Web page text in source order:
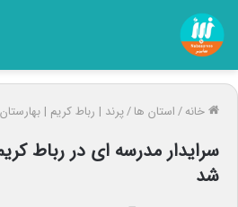
خانه/استان ها/پرند | رباط کریم | بهارستان
سرایدار مدرسه ای در رباط
شد